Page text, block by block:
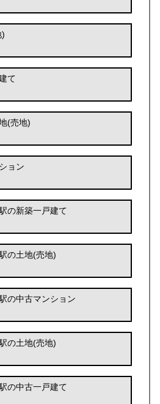
)
て
(売地)
ョン
の新築一戸建て
の土地(売地)
の中古マンション
の土地(売地)
の中古一戸建て